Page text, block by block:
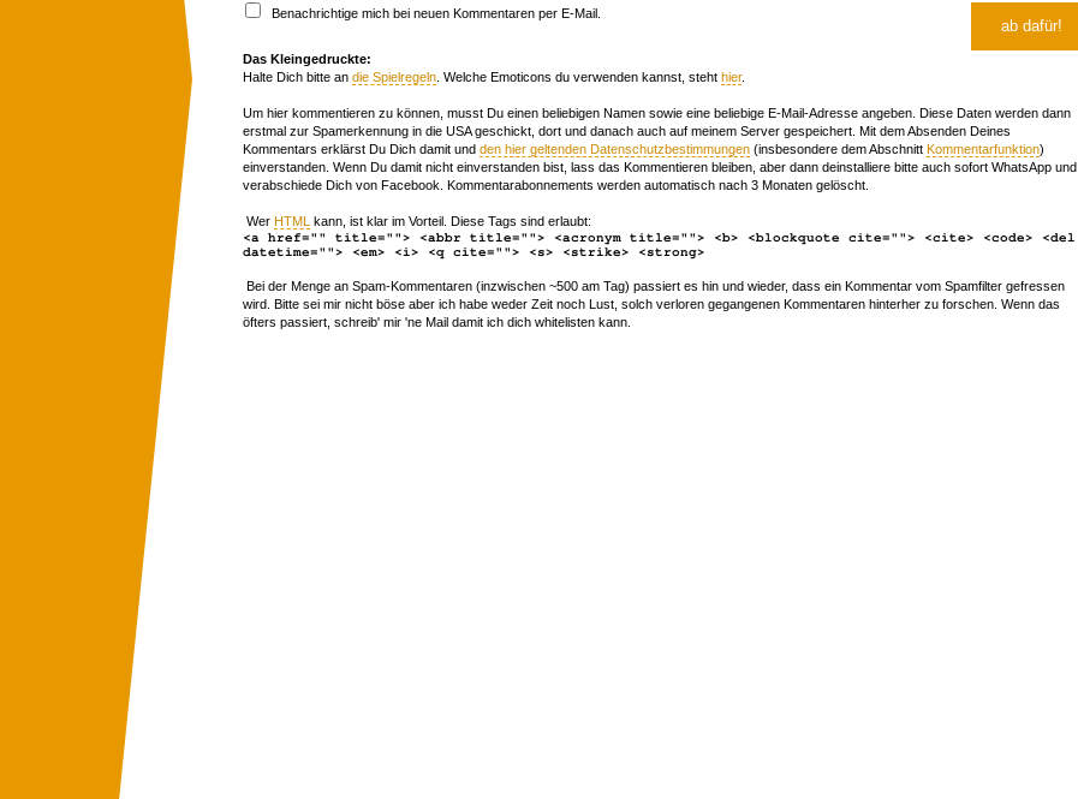
Benachrichtige mich bei neuen Kommentaren per E-Mail.
Das Kleingedruckte:
Halte Dich bitte an die Spielregeln . Welche Emoticons du verwenden kannst, steht hier.
Um hier kommentieren zu können, musst Du einen beliebigen Namen sowie eine beliebige E-Mail-Adresse angeben. Diese Daten werden dann
erstmal zur Spamerkennung in die USA geschickt, dort und danach auch auf meinem Server gespeichert. Mit dem Absenden Deines
Kommentars erklärst Du Dich damit und den hier geltenden Datenschutzbestimmungen (insbesondere dem Abschnitt Kommentarfunktion)
einverstanden. Wenn Du damit nicht einverstanden bist, lass das Kommentieren bleiben, aber dann deinstalliere bitte auch sofort WhatsApp und
verabschiede Dich von Facebook. Kommentarabonnements werden automatisch nach 3 Monaten gelöscht.
Wer HTML kann, ist klar im Vorteil. Diese Tags sind erlaubt:
<a href="" title=""> <abbr title=""> <acronym title=""> <b> <blockquote cite=""> <cite> <code> <del
datetime=""> <em> <i> <q cite=""> <s> <strike> <strong>
Bei der Menge an Spam-Kommentaren (inzwischen ~500 am Tag) passiert es hin und wieder, dass ein Kommentar vom Spamfilter gefressen
wird. Bitte sei mir nicht böse aber ich habe weder Zeit noch Lust, solch verloren gegangenen Kommentaren hinterher zu forschen. Wenn das
öfters passiert, schreib' mir 'ne Mail damit ich dich whitelisten kann.